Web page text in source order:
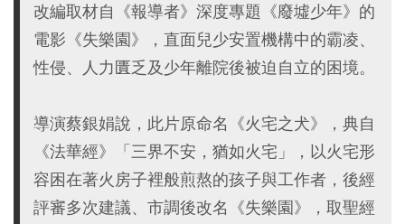
改編取材自《報導者》深度專題《廢墟少年》的
電影《失樂園》，直面兒少安置機構中的霸凌、
性侵、人力匱乏及少年離院後被迫自立的困境。
導演蔡銀娟說，此片原命名《火宅之犬》，典自
《法華經》「三界不安，猶如火宅」，以火宅形
容困在著火房子裡般煎熬的孩子與工作者，後經
評審多次建議、市調後改名《失樂園》，取聖經